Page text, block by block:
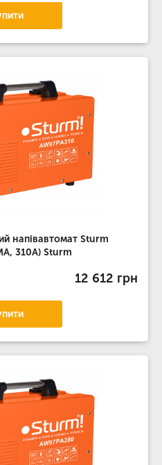
напівавтомат Sturm
310А) Sturm
12 612 грн